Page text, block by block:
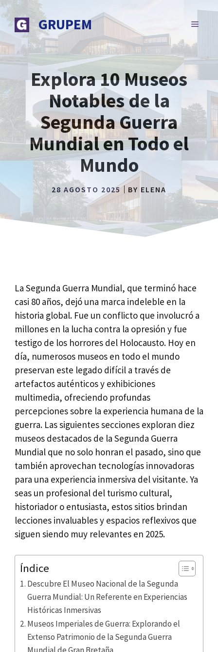
Saltar
al
contenido
GRUPEM MENÚ
Explora 10 Museos
Notables de la
Segunda Guerra
Mundial en Todo el
Mundo
28 AGOSTO 2025 BY ELENA
La Segunda Guerra Mundial, que terminó hace
casi 80 años, dejó una marca indeleble en la
historia global. Fue un conflicto que involucró a
millones en la lucha contra la opresión y fue
testigo de los horrores del Holocausto. Hoy en
día, numerosos museos en todo el mundo
preservan este legado difícil a través de
artefactos auténticos y exhibiciones
multimedia, ofreciendo profundas
percepciones sobre la experiencia humana de la
guerra. Las siguientes secciones exploran diez
museos destacados de la Segunda Guerra
Mundial que no solo honran el pasado, sino que
también aprovechan tecnologías innovadoras
para una experiencia inmersiva del visitante. Ya
seas un profesional del turismo cultural,
historiador o entusiasta, estos sitios brindan
lecciones invaluables y espacios reflexivos que
siguen siendo muy relevantes en 2025.
Índice
Descubre El Museo Nacional de la Segunda
Guerra Mundial: Un Referente en Experiencias
Históricas Inmersivas
Museos Imperiales de Guerra: Explorando el
Extenso Patrimonio de la Segunda Guerra
Mundial de Gran Bretaña